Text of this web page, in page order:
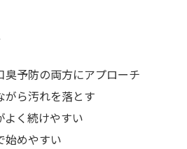
臭予防の両方にアプローチ
がら汚れを落とす
よく続けやすい
始めやすい